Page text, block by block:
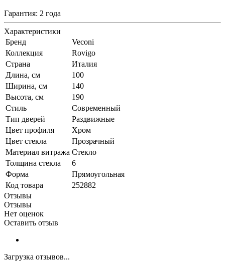
Гарантия: 2 года
Характеристики
Бренд
Veconi
Коллекция
Rovigo
Страна
Италия
Длина, см
100
Ширина, см
140
Высота, см
190
Стиль
Современный
Тип дверей
Раздвижные
Цвет профиля
Хром
Цвет стекла
Прозрачный
Материал витража Стекло
Толщина стекла
6
Форма
Прямоугольная
Код товара
252882
Отзывы
Отзывы
Нет оценок
Оставить отзыв
Загрузка отзывов...